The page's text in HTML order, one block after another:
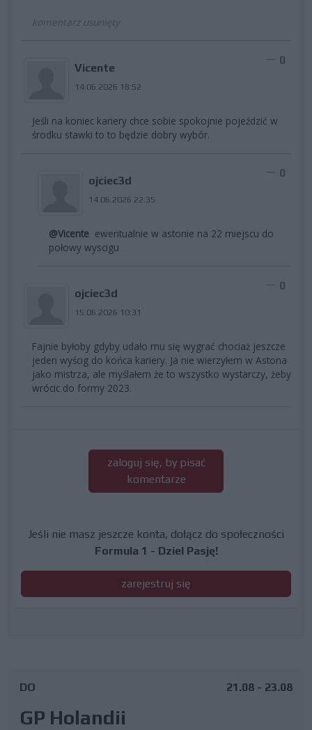
komentarz usunięty
Vicente
14.06.2026 18:52
0
Jeśli na koniec kariery chce sobie spokojnie pojeździć w
środku stawki to to będzie dobry wybór.
ojciec3d
14.06.2026 22:35
0
@Vicente ewentualnie w astonie na 22 miejscu do
połowy wyscigu
ojciec3d
15.06.2026 10:31
0
Fajnie byłoby gdyby udało mu się wygrać chociaż jeszcze
jeden wyścig do końca kariery. Ja nie wierzyłem w Astona
jako mistrza, ale myślałem że to wszystko wystarczy, żeby
wrócic do formy 2023.
zaloguj się, by pisać
komentarze
Jeśli nie masz jeszcze konta, dołącz do społeczności
Formula 1 - Dziel Pasję!
zarejestruj się
DO
GP Holandii
21.08 - 23.08